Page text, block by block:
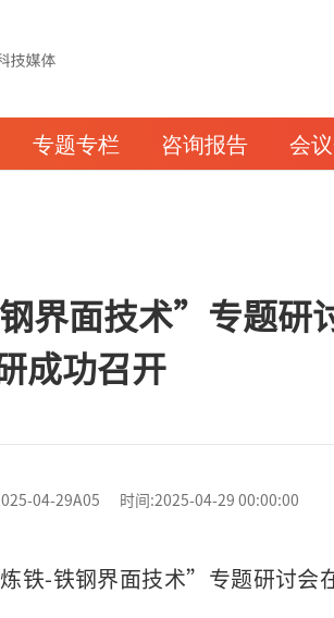
专题专栏 咨询报告 会
界面技术”专题研
成功召开
04-29A05 时间:2025-04-29 00:00:00
铁-铁钢界面技术”专题研讨会